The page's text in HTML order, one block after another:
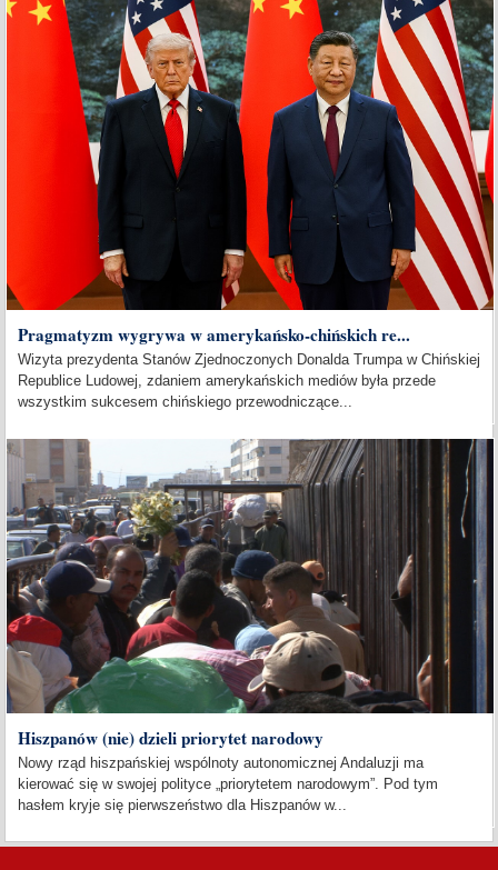
Pragmatyzm wygrywa w amerykańsko-chińskich re...
Wizyta prezydenta Stanów Zjednoczonych Donalda Trumpa w Chińskiej
Republice Ludowej, zdaniem amerykańskich mediów była przede
wszystkim sukcesem chińskiego przewodniczące...
Hiszpanów (nie) dzieli priorytet narodowy
Nowy rząd hiszpańskiej wspólnoty autonomicznej Andaluzji ma
kierować się w swojej polityce „priorytetem narodowym”. Pod tym
hasłem kryje się pierwszeństwo dla Hiszpanów w...